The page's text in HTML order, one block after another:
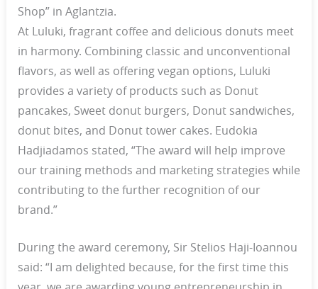
Shop” in Aglantzia.
At Luluki, fragrant coffee and delicious donuts meet
in harmony. Combining classic and unconventional
flavors, as well as offering vegan options, Luluki
provides a variety of products such as Donut
pancakes, Sweet donut burgers, Donut sandwiches,
donut bites, and Donut tower cakes. Eudokia
Hadjiadamos stated, “The award will help improve
our training methods and marketing strategies while
contributing to the further recognition of our
brand.”
During the award ceremony, Sir Stelios Haji-Ioannou
said: “I am delighted because, for the first time this